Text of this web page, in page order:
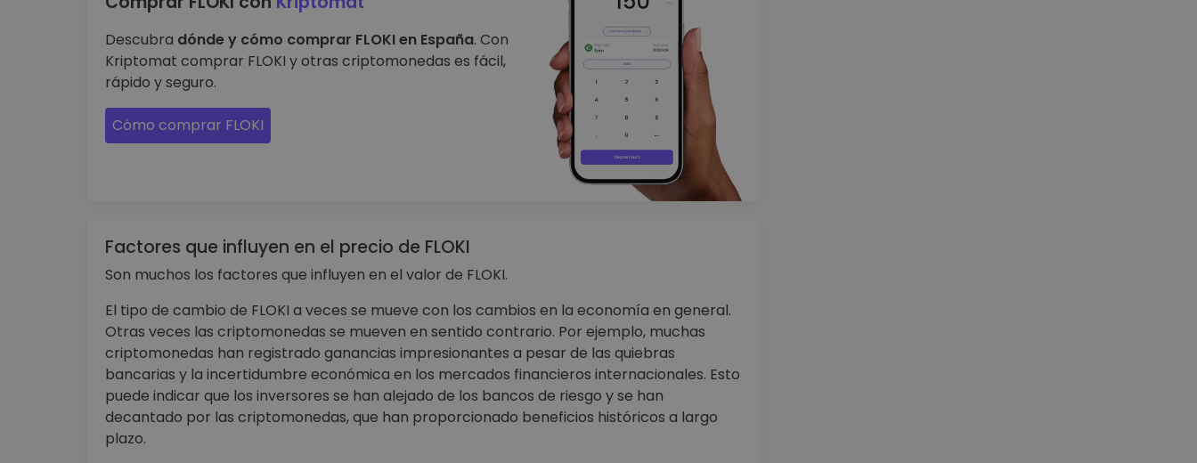
Descubra dónde y cómo comprar FLOKI en España. Con
Kriptomat comprar FLOKI y otras criptomonedas es fácil,
rápido y seguro.
Cómo comprar FLOKI
Factores que influyen en el precio de FLOKI
Son muchos los factores que influyen en el valor de FLOKI.
El tipo de cambio de FLOKI a veces se mueve con los cambios en la economía en general.
Otras veces las criptomonedas se mueven en sentido contrario. Por ejemplo, muchas
criptomonedas han registrado ganancias impresionantes a pesar de las quiebras
bancarias y la incertidumbre económica en los mercados financieros internacionales. Esto
puede indicar que los inversores se han alejado de los bancos de riesgo y se han
decantado por las criptomonedas, que han proporcionado beneficios históricos a largo
plazo.